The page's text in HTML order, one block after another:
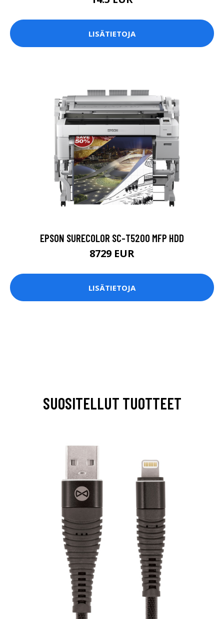
LISÄTIETOJA
EPSON SURECOLOR SC-T5200 MFP HDD
8729 EUR
LISÄTIETOJA
SUOSITELLUT TUOTTEET